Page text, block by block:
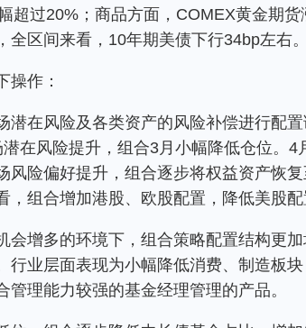
超过20%；商品方面，COMEX黄金期
区间来看，10年期美债下行34bp左右。
操作：
在风险及各类资产的风险补偿进行配
在风险提升，组合3月小幅降低仓位。
风险偏好提升，组合逐步将权益资产恢
组合增加港股、欧股配置，降低美股配
会增多的环境下，组合策略配置结构更
行业层面表现为小幅降低消费、制造板
理能力较强的基金经理管理的产品。